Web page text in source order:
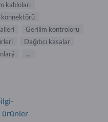
kabloları
Gerilim kontrolörü
Dağıtıcı kasalar
...
ürünler